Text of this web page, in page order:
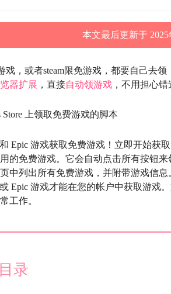
本文最后更新于 2025
戏，或者steam限免游戏，都要自己去
器扩展 ，直接自动领游戏 ，不用担心
Store 上领取免费游戏的脚本
Epic 游戏获取免费游戏！立即开始获
的免费游戏。它会自动点击所有按钮
中列出所有免费游戏，并附带游戏信
或 Epic 游戏才能在您的帐户中获取游戏
工作。
目录